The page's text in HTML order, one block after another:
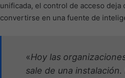
unificada, el control de acceso
convertirse en una fuente de
«Hoy las
sale de una